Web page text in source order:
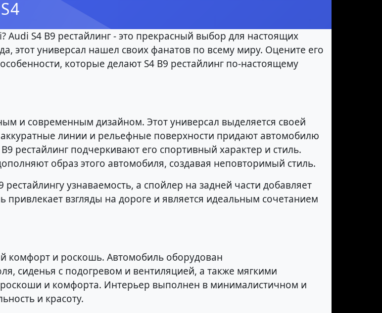
S4 B9 рестайлинг - это прекрасный выбор для настоящих
этот универсал нашел своих фанатов по всему миру. Оцените его
которые делают S4 B9 рестайлинг по-настоящему
и современным дизайном. Этот универсал выделяется своей
линии и рельефные поверхности придают автомобилю
рестайлинг подчеркивают его спортивный характер и стиль.
образ этого автомобиля, создавая неповторимый стиль.
узнаваемость, а спойлер на задней части добавляет
привлекает взгляды на дороге и является идеальным сочетанием
комфорт и роскошь. Автомобиль оборудован
сиденья с подогревом и вентиляцией, а также мягкими
и комфорта. Интерьер выполнен в минималистичном и
и красоту.